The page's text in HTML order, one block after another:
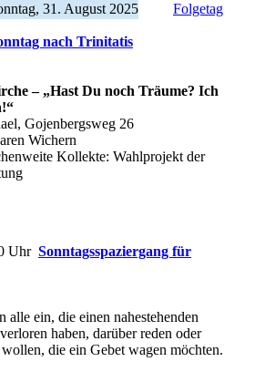
31. August 2025 Folgetag
nach Trinitatis
– „Hast Du noch Träume? Ich
Gojenbergsweg 26
Wichern
Kollekte: Wahlprojekt der
Uhr Sonntagsspaziergang für
alle ein, die einen nahestehenden
haben, darüber reden oder
die ein Gebet wagen möchten.